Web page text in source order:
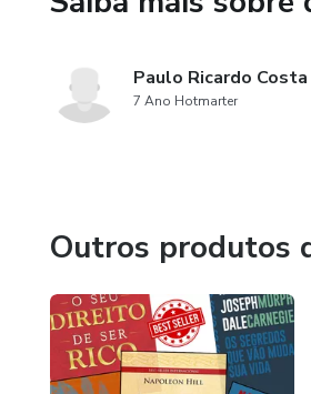
Paulo Ricardo
7 Ano Hotmarter
Outros produtos